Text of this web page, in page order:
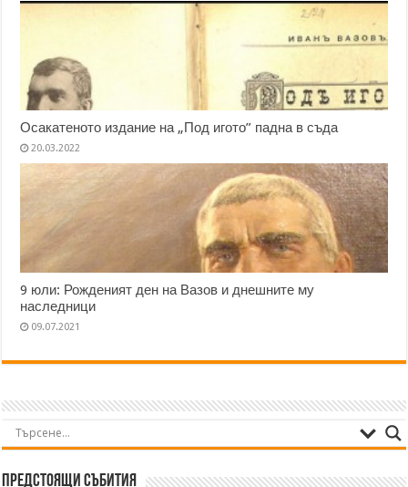
Осакатеното издание на „Под игото” падна в съда
20.03.2022
9 юли: Рожденият ден на Вазов и днешните му
наследници
09.07.2021
Предстоящи събития